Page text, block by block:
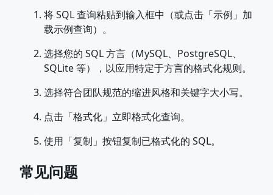
将 SQL 查询粘贴到输入框中（或点击「示例」加
载示例查询）。
选择您的 SQL 方言（MySQL、PostgreSQL、
SQLite 等），以应用特定于方言的格式化规则。
选择符合团队规范的缩进风格和关键字大小写。
点击「格式化」立即格式化查询。
使用「复制」按钮复制已格式化的 SQL。
常见问题